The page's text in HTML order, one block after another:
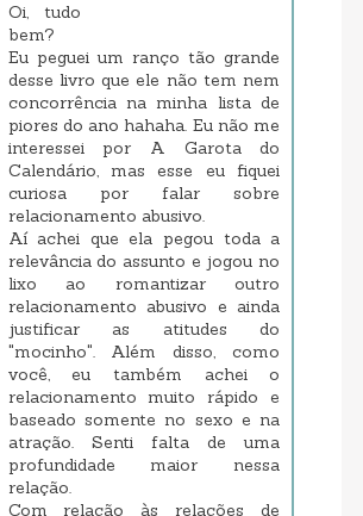
Oi, tudo
bem?
Eu peguei um ranço tão grande
desse livro que ele não tem nem
concorrência na minha lista de
piores do ano hahaha. Eu não me
interessei por A Garota do
Calendário, mas esse eu fiquei
curiosa por falar sobre
relacionamento abusivo.
Aí achei que ela pegou toda a
relevância do assunto e jogou no
lixo ao romantizar outro
relacionamento abusivo e ainda
justificar as atitudes do
"mocinho". Além disso, como
você, eu também achei o
relacionamento muito rápido e
baseado somente no sexo e na
atração. Senti falta de uma
profundidade maior nessa
relação.
Com relação às relações de